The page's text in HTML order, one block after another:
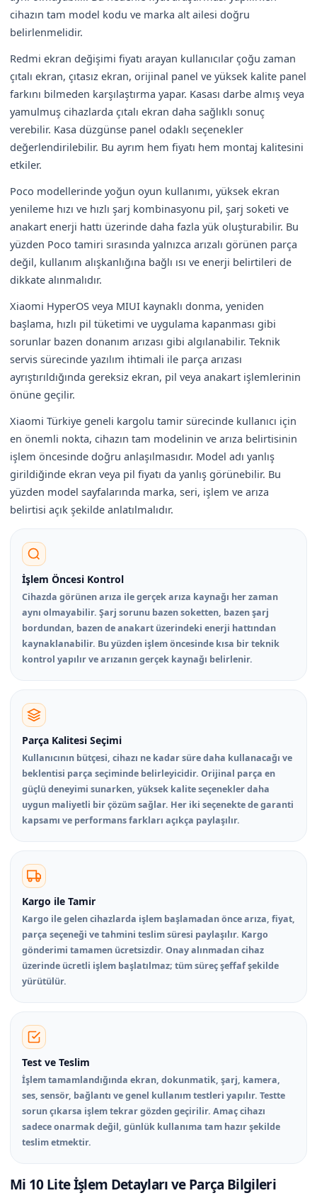
cihazın tam model kodu ve marka alt ailesi doğru
belirlenmelidir.
Redmi ekran değişimi fiyatı arayan kullanıcılar çoğu zaman
çıtalı ekran, çıtasız ekran, orijinal panel ve yüksek kalite panel
farkını bilmeden karşılaştırma yapar. Kasası darbe almış veya
yamulmuş cihazlarda çıtalı ekran daha sağlıklı sonuç
verebilir. Kasa düzgünse panel odaklı seçenekler
değerlendirilebilir. Bu ayrım hem fiyatı hem montaj kalitesini
etkiler.
Poco modellerinde yoğun oyun kullanımı, yüksek ekran
yenileme hızı ve hızlı şarj kombinasyonu pil, şarj soketi ve
anakart enerji hattı üzerinde daha fazla yük oluşturabilir. Bu
yüzden Poco tamiri sırasında yalnızca arızalı görünen parça
değil, kullanım alışkanlığına bağlı ısı ve enerji belirtileri de
dikkate alınmalıdır.
Xiaomi HyperOS veya MIUI kaynaklı donma, yeniden
başlama, hızlı pil tüketimi ve uygulama kapanması gibi
sorunlar bazen donanım arızası gibi algılanabilir. Teknik
servis sürecinde yazılım ihtimali ile parça arızası
ayrıştırıldığında gereksiz ekran, pil veya anakart işlemlerinin
önüne geçilir.
Xiaomi Türkiye geneli kargolu tamir sürecinde kullanıcı için
en önemli nokta, cihazın tam modelinin ve arıza belirtisinin
işlem öncesinde doğru anlaşılmasıdır. Model adı yanlış
girildiğinde ekran veya pil fiyatı da yanlış görünebilir. Bu
yüzden model sayfalarında marka, seri, işlem ve arıza
belirtisi açık şekilde anlatılmalıdır.
İşlem Öncesi Kontrol
Cihazda görünen arıza ile gerçek arıza kaynağı her zaman
aynı olmayabilir. Şarj sorunu bazen soketten, bazen şarj
bordundan, bazen de anakart üzerindeki enerji hattından
kaynaklanabilir. Bu yüzden işlem öncesinde kısa bir teknik
kontrol yapılır ve arızanın gerçek kaynağı belirlenir.
Parça Kalitesi Seçimi
Kullanıcının bütçesi, cihazı ne kadar süre daha kullanacağı ve
beklentisi parça seçiminde belirleyicidir. Orijinal parça en
güçlü deneyimi sunarken, yüksek kalite seçenekler daha
uygun maliyetli bir çözüm sağlar. Her iki seçenekte de garanti
kapsamı ve performans farkları açıkça paylaşılır.
Kargo ile Tamir
Kargo ile gelen cihazlarda işlem başlamadan önce arıza, fiyat,
parça seçeneği ve tahmini teslim süresi paylaşılır. Kargo
gönderimi tamamen ücretsizdir. Onay alınmadan cihaz
üzerinde ücretli işlem başlatılmaz; tüm süreç şeffaf şekilde
yürütülür.
Test ve Teslim
İşlem tamamlandığında ekran, dokunmatik, şarj, kamera,
ses, sensör, bağlantı ve genel kullanım testleri yapılır. Testte
sorun çıkarsa işlem tekrar gözden geçirilir. Amaç cihazı
sadece onarmak değil, günlük kullanıma tam hazır şekilde
teslim etmektir.
Mi 10 Lite İşlem Detayları ve Parça Bilgileri